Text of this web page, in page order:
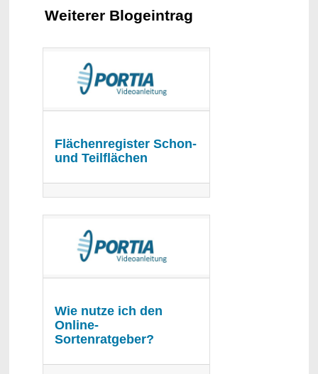
Weiterer Blogeintrag
Flächenregister Schon-
und Teilflächen
Wie nutze ich den
Online-
Sortenratgeber?